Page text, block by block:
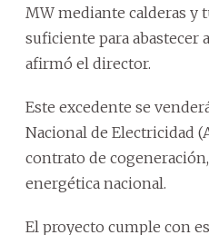
MW mediante calderas y
suficiente para abastecer
afirmó el director.
Este excedente se
Nacional de Electricidad
contrato de
energética nacional.
El proyecto cumple con